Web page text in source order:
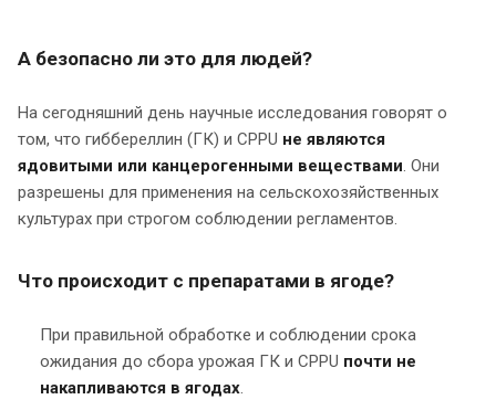
А безопасно ли это для людей?
На сегодняшний день научные исследования говорят о
том, что гиббереллин (ГК) и CPPU не являются
ядовитыми или канцерогенными веществами. Они
разрешены для применения на сельскохозяйственных
культурах при строгом соблюдении регламентов.
Что происходит с препаратами в ягоде?
При правильной обработке и соблюдении срока
ожидания до сбора урожая ГК и CPPU почти не
накапливаются в ягодах.